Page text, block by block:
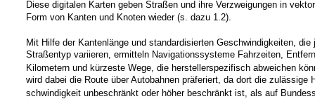
Diese digitalen Karten geben Straßen und ihre Verzweigungen in
Form von Kanten und Knoten wieder (s. dazu 1.2).
Mit Hilfe der Kantenlänge und standardisierten Geschwindigkeiten, die
Straßentyp variieren, ermitteln Navigationssysteme Fahrzeiten,
Kilometern und kürzeste Wege, die herstellerspezifisch abweichen
wird dabei die Route über Autobahnen präferiert, da dort die zulässige
schwindigkeit unbeschränkt oder höher beschränkt ist, als auf